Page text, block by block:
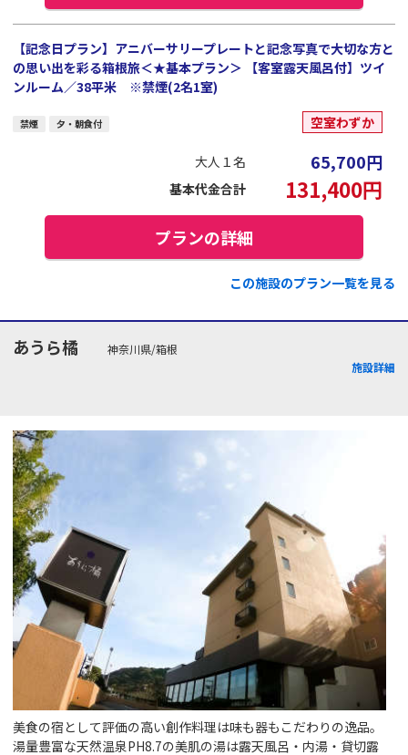
【記念日プラン】アニバーサリープレートと記念写真で大切な方と
の思い出を彩る箱根旅＜★基本プラン＞ 【客室露天風呂付】ツイ
ンルーム／38平米 ※禁煙(2名1室)
禁煙 夕・朝食付 空室わずか
大人１名 65,700円
基本代金合計 131,400円
プランの詳細
この施設のプラン一覧を見る
あうら橘
神奈川県/箱根
施設詳細
美食の宿として評価の高い創作料理は味も器もこだわりの逸品。
湯量豊富な天然温泉PH8.7の美肌の湯は露天風呂・内湯・貸切露